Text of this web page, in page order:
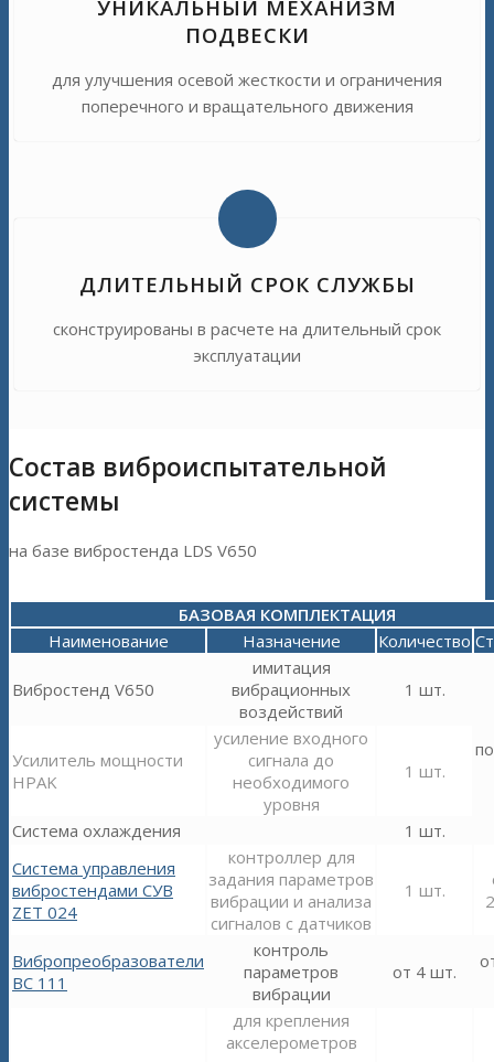
УНИКАЛЬНЫЙ МЕХАНИЗМ
ПОДВЕСКИ
для улучшения осевой жесткости и ограничения
поперечного и вращательного движения
ДЛИТЕЛЬНЫЙ СРОК СЛУЖБЫ
сконструированы в расчете на длительный срок
эксплуатации
Состав виброиспытательной
системы
на базе вибростенда LDS V650
БАЗОВАЯ КОМПЛЕКТАЦИЯ
Наименование
Назначение Количество
Вибростенд V650
имитация
вибрационных
воздействий
1 шт.
Усилитель мощности
HPAK
усиление входного
сигнала до
необходимого
уровня
1 шт.
Система охлаждения
1 шт.
Система управления
вибростендами СУВ
ZET 024
контроллер для
задания параметров
вибрации и анализа
сигналов с датчиков
1 шт.
Вибропреобразователи
ВС 111
контроль
параметров
вибрации
от 4 шт.
для крепления
акселерометров